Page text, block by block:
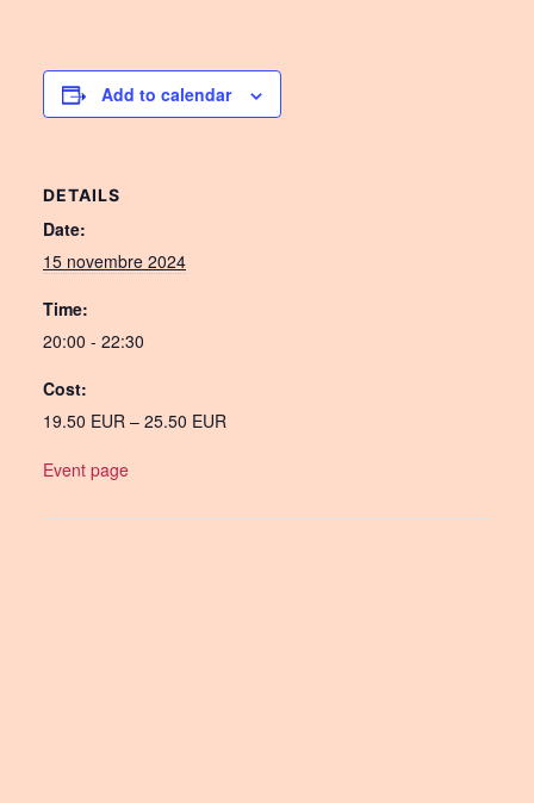
Add to calendar
DETAILS
Date:
15 novembre 2024
Time:
20:00 - 22:30
Cost:
19.50 EUR – 25.50 EUR
Event page